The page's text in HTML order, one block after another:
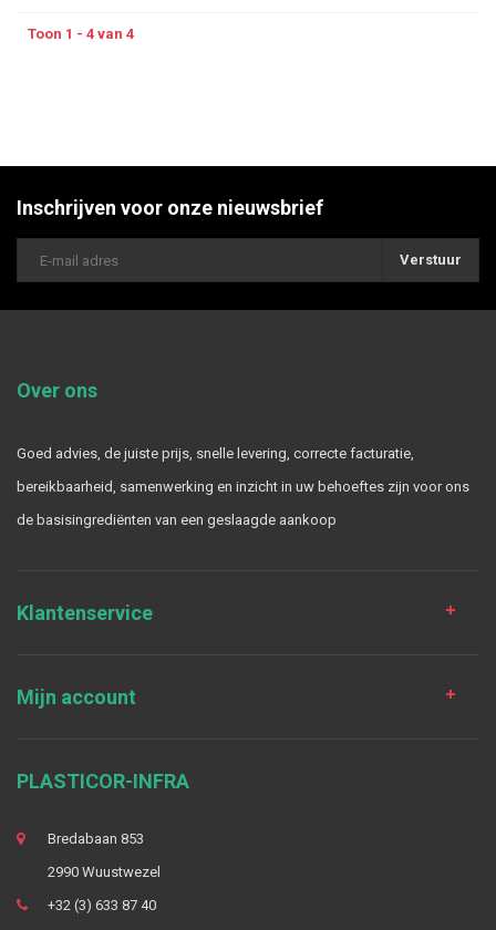
Toon 1 - 4 van 4
Inschrijven voor onze nieuwsbrief
Verstuur
Over ons
Goed advies, de juiste prijs, snelle levering, correcte facturatie,
bereikbaarheid, samenwerking en inzicht in uw behoeftes zijn voor ons
de basisingrediënten van een geslaagde aankoop
Klantenservice
Mijn account
PLASTICOR-INFRA
Bredabaan 853
2990 Wuustwezel
+32 (3) 633 87 40